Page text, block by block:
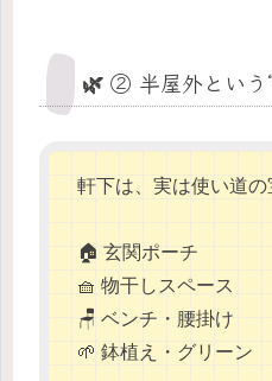
🌿 ② 半屋外という
軒下は、実は使い道の
🏠 玄関ポーチ
🧺 物干しスペース
🪑 ベンチ・腰掛け
🌱 鉢植え・グリーン